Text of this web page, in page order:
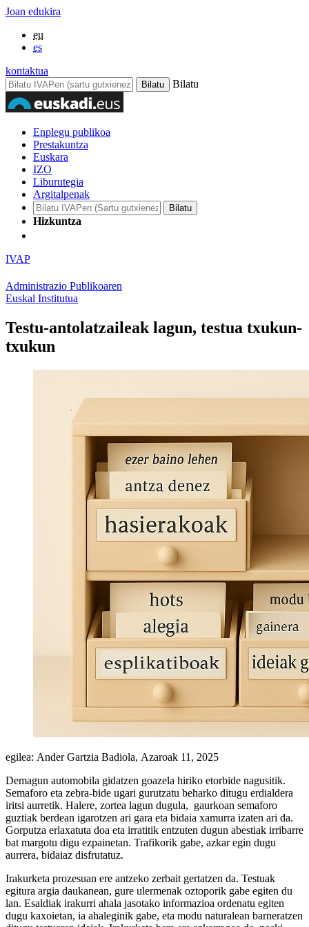
Joan edukira
eu
es
kontaktua
Bilatu
Enplegu publikoa
Prestakuntza
Euskara
IZO
Liburutegia
Argitalpenak
Hizkuntza
IVAP
Administrazio Publikoaren
Euskal Institutua
Testu-antolatzaileak lagun, testua txukun-
txukun
egilea: Ander Gartzia Badiola, Azaroak 11, 2025
Demagun automobila gidatzen goazela hiriko etorbide nagusitik.
Semaforo eta zebra-bide ugari gurutzatu beharko ditugu erdialdera
iritsi aurretik. Halere, zortea lagun dugula, gaurkoan semaforo
guztiak berdean igarotzen ari gara eta bidaia xamurra izaten ari da.
Gorputza erlaxatuta doa eta irratitik entzuten dugun abestiak irribarre
bat margotu digu ezpainetan. Trafikorik gabe, azkar egin dugu
aurrera, bidaiaz disfrutatuz.
Irakurketa prozesuan ere antzeko zerbait gertatzen da. Testuak
egitura argia daukanean, gure ulermenak oztoporik gabe egiten du
lan. Esaldiak irakurri ahala jasotako informazioa ordenatu egiten
dugu kaxoietan, ia ahaleginik gabe, eta modu naturalean barneratzen